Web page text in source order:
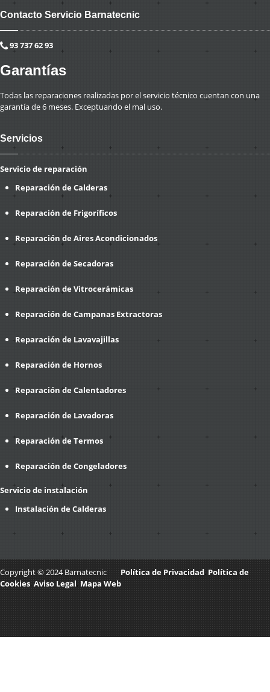
Contacto Servicio Barnatecnic
93 737 62 93
Garantías
Todas las reparaciones realizadas por el servicio técnico cuentan con una
garantía de 6 meses. Exceptuando el mal uso.
Servicios
Servicio de reparación
Reparación de Calderas
Reparación de Frigoríficos
Reparación de Aires Acondicionados
Reparación de Secadoras
Reparación de Vitrocerámicas
Reparación de Campanas Extractoras
Reparación de Lavavajillas
Reparación de Hornos
Reparación de Calentadores
Reparación de Lavadoras
Reparación de Termos
Reparación de Congeladores
Servicio de instalación
Instalación de Calderas
Copyright © 2024 Barnatecnic Política de Privacidad. Política de
Cookies.Aviso Legal. Mapa Web